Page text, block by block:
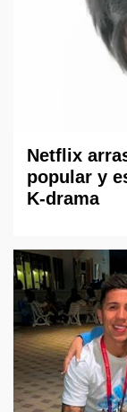
Netflix
popular y
K-drama